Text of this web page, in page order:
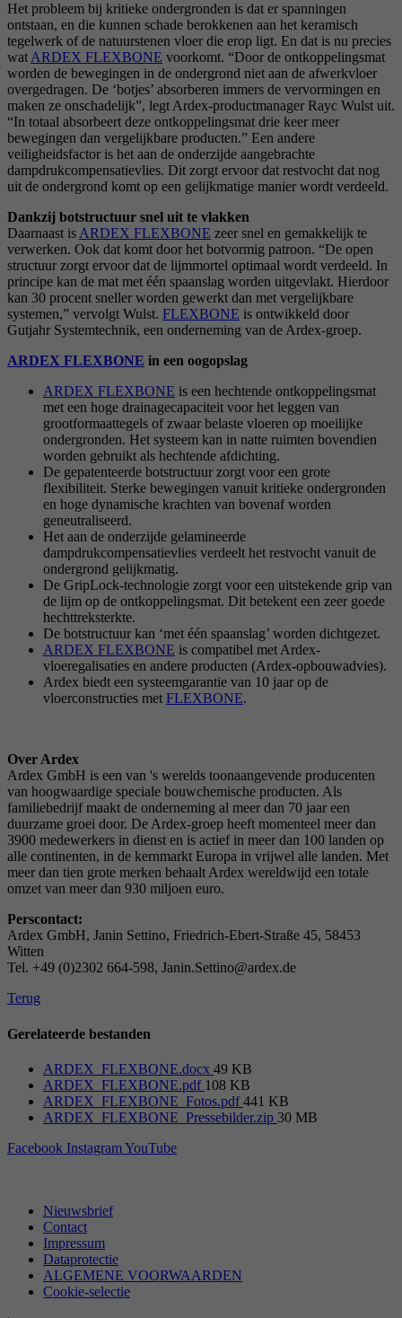
Het probleem bij kritieke ondergronden is dat er spanningen
ontstaan, en die kunnen schade berokkenen aan het keramisch
tegelwerk of de natuurstenen vloer die erop ligt. En dat is nu precies
wat ARDEX FLEXBONE voorkomt. “Door de ontkoppelingsmat
worden de bewegingen in de ondergrond niet aan de afwerkvloer
overgedragen. De ‘botjes’ absorberen immers de vervormingen en
maken ze onschadelijk”, legt Ardex-productmanager Rayc Wulst uit.
“In totaal absorbeert deze ontkoppelingsmat drie keer meer
bewegingen dan vergelijkbare producten.” Een andere
veiligheidsfactor is het aan de onderzijde aangebrachte
dampdrukcompensatievlies. Dit zorgt ervoor dat restvocht dat nog
uit de ondergrond komt op een gelijkmatige manier wordt verdeeld.
Dankzij botstructuur snel uit te vlakken
Daarnaast is ARDEX FLEXBONE zeer snel en gemakkelijk te
verwerken. Ook dat komt door het botvormig patroon. “De open
structuur zorgt ervoor dat de lijmmortel optimaal wordt verdeeld. In
principe kan de mat met één spaanslag worden uitgevlakt. Hierdoor
kan 30 procent sneller worden gewerkt dan met vergelijkbare
systemen,” vervolgt Wulst. FLEXBONE is ontwikkeld door
Gutjahr Systemtechnik, een onderneming van de Ardex-groep.
ARDEX FLEXBONE in een oogopslag
ARDEX FLEXBONE is een hechtende ontkoppelingsmat
met een hoge drainagecapaciteit voor het leggen van
grootformaattegels of zwaar belaste vloeren op moeilijke
ondergronden. Het systeem kan in natte ruimten bovendien
worden gebruikt als hechtende afdichting.
De gepatenteerde botstructuur zorgt voor een grote
flexibiliteit. Sterke bewegingen vanuit kritieke ondergronden
en hoge dynamische krachten van bovenaf worden
geneutraliseerd.
Het aan de onderzijde gelamineerde
dampdrukcompensatievlies verdeelt het restvocht vanuit de
ondergrond gelijkmatig.
De GripLock-technologie zorgt voor een uitstekende grip van
de lijm op de ontkoppelingsmat. Dit betekent een zeer goede
hechttreksterkte.
De botstructuur kan ‘met één spaanslag’ worden dichtgezet.
ARDEX FLEXBONE is compatibel met Ardex-
vloeregalisaties en andere producten (Ardex-opbouwadvies).
Ardex biedt een systeemgarantie van 10 jaar op de
vloerconstructies met FLEXBONE.
Over Ardex
Ardex GmbH is een van 's werelds toonaangevende producenten
van hoogwaardige speciale bouwchemische producten. Als
familiebedrijf maakt de onderneming al meer dan 70 jaar een
duurzame groei door. De Ardex-groep heeft momenteel meer dan
3900 medewerkers in dienst en is actief in meer dan 100 landen op
alle continenten, in de kernmarkt Europa in vrijwel alle landen. Met
meer dan tien grote merken behaalt Ardex wereldwijd een totale
omzet van meer dan 930 miljoen euro.
Perscontact:
Ardex GmbH, Janin Settino, Friedrich-Ebert-Straße 45, 58453
Witten
Tel. +49 (0)2302 664-598, Janin.Settino@ardex.de
Terug
Gerelateerde bestanden
ARDEX_FLEXBONE.docx 49 KB
ARDEX_FLEXBONE.pdf 108 KB
ARDEX_FLEXBONE_Fotos.pdf441 KB
ARDEX_FLEXBONE_Pressebilder.zip 30 MB
Facebook InstagramYouTube
Nieuwsbrief
Contact
Impressum
Dataprotectie
ALGEMENE VOORWAARDEN
Cookie-selectie